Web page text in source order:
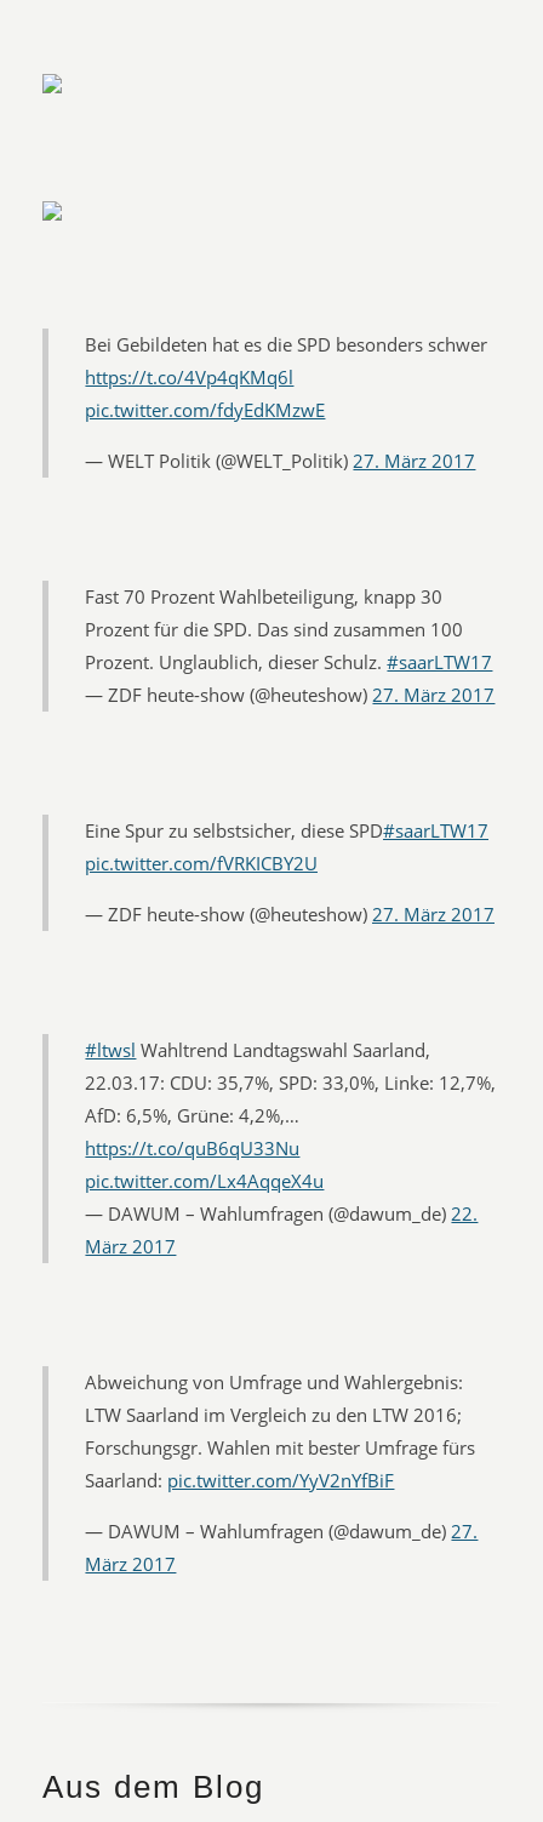
Bei Gebildeten hat es die SPD besonders schwer
https://t.co/4Vp4qKMq6l
pic.twitter.com/fdyEdKMzwE
— WELT Politik (@WELT_Politik)27. März 2017
Fast 70 Prozent Wahlbeteiligung, knapp 30
Prozent für die SPD. Das sind zusammen 100
Prozent. Unglaublich, dieser Schulz.#saarLTW17
— ZDF heute-show (@heuteshow)27. März 2017
Eine Spur zu selbstsicher, diese SPD#saarLTW17
pic.twitter.com/fVRKICBY2U
— ZDF heute-show (@heuteshow)27. März 2017
#ltwsl Wahltrend Landtagswahl Saarland,
22.03.17: CDU: 35,7%, SPD: 33,0%, Linke: 12,7%,
AfD: 6,5%, Grüne: 4,2%,…
https://t.co/quB6qU33Nu
pic.twitter.com/Lx4AqqeX4u
— DAWUM – Wahlumfragen (@dawum_de)22.
März 2017
Abweichung von Umfrage und Wahlergebnis:
LTW Saarland im Vergleich zu den LTW 2016;
Forschungsgr. Wahlen mit bester Umfrage fürs
Saarland: pic.twitter.com/YyV2nYfBiF
— DAWUM – Wahlumfragen (@dawum_de)27.
März 2017
Aus dem Blog